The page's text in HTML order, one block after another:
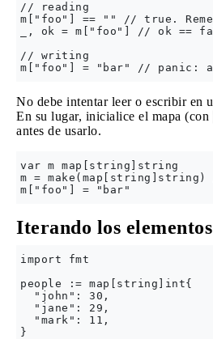
// reading
m["foo"] == "" // true.
_, ok = m["foo"] // ok ==
// writing
No debe intentar leer o escribir en
En su lugar, inicialice el mapa (con
antes de usarlo.
var m map[string]string
m =
Iterando los
import fmt
people := map[string]int{
  "john": 30,
  "jane": 29,
  "mark": 11,
}